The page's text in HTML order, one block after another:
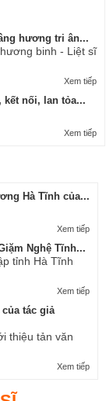
hương tri ân...
binh - Liệt sĩ
Xem tiếp
kết nối, lan tỏa...
Xem tiếp
Hà Tĩnh của...
Xem tiếp
Nghệ Tĩnh...
tỉnh Hà Tĩnh
Xem tiếp
của tác giả
thiệu tản văn
Xem tiếp